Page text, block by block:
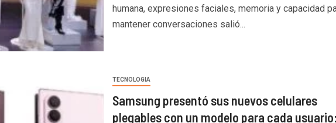
humana, expresiones faciales, memoria y capacidad
mantener conversaciones salió...
TECNOLOGIA
Samsung presentó sus nuevos celulares
plegables con un modelo para cada